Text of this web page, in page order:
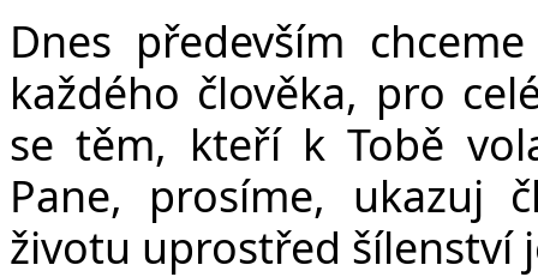
Dnes především
každého člověka, pro
se těm, kteří k Tobě
Pane, prosíme, ukazuj
životu uprostřed šílenství